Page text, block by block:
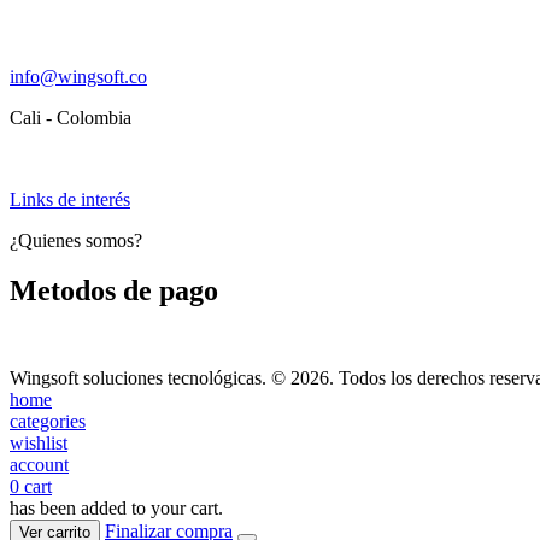
info@wingsoft.co
Cali - Colombia
Links de interés
¿Quienes somos?
Metodos de pago
Wingsoft soluciones tecnológicas. © 2026. Todos los derechos
home
categories
wishlist
account
0 cart
has been added to your cart.
Ver carrito Finalizar compra